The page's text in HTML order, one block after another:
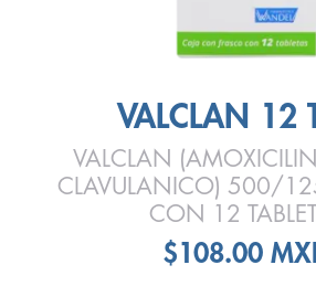
VALCLAN 12
VALCLAN
CLAVULANICO) 500/
CON 12
$108.00